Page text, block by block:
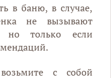
в баню, в случае,
не вызывают
но только если
с собой